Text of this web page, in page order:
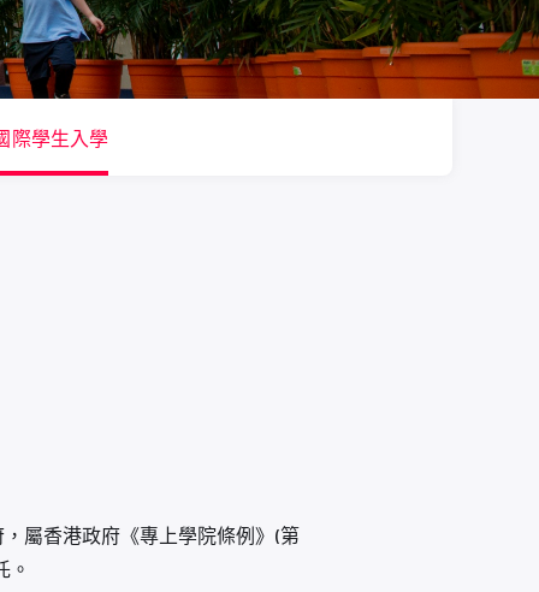
際學生入學
屬香港政府《專上學院條例》(第
。